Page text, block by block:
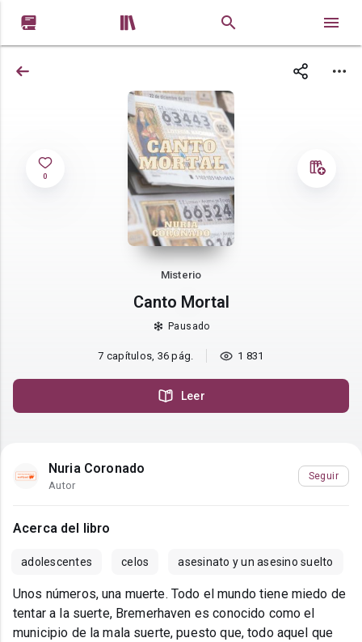
 
0
Misterio
Canto Mortal
Pausado
7 capítulos, 36 pág. 1 831
Leer
Nuria Coronado
Autor
Seguir
Acerca del libro
adolescentes celos asesinato y un asesino suelto
Unos números, una muerte. Todo el mundo tiene miedo de
tentar a la suerte, Bremerhaven es conocido como el
municipio de la mala suerte, puesto que, todo aquel que